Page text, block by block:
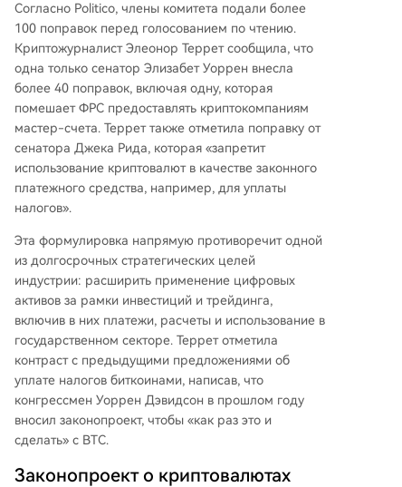
ыванием денег. Несмотря на поддержку прое
кта председателем комитета Тимом Скоттом
как меры для защиты потребителей и конкуре
нтоспособности, его политическое будущее ос
тается неопределенным из-за требований де
мократов укрепить положения об этике и кон
фликте интересов.
Согласно Politico, члены комитета подали более
100 поправок перед голосованием по чтению.
Криптожурналист Элеонор Террет сообщила, что
одна только сенатор Элизабет Уоррен внесла
более 40 поправок, включая одну, которая
помешает ФРС предоставлять криптокомпаниям
мастер-счета. Террет также отметила поправку от
сенатора Джека Рида, которая «запретит
использование криптовалют в качестве законного
платежного средства, например, для уплаты
налогов».
Эта формулировка напрямую противоречит одной
из долгосрочных стратегических целей
индустрии: расширить применение цифровых
активов за рамки инвестиций и трейдинга,
включив в них платежи, расчеты и использование в
государственном секторе. Террет отметила
контраст с предыдущими предложениями об
уплате налогов биткоинами, написав, что
конгрессмен Уоррен Дэвидсон в прошлом году
вносил законопроект, чтобы «как раз это и
сделать» с BTC.
Законопроект о криптовалютах